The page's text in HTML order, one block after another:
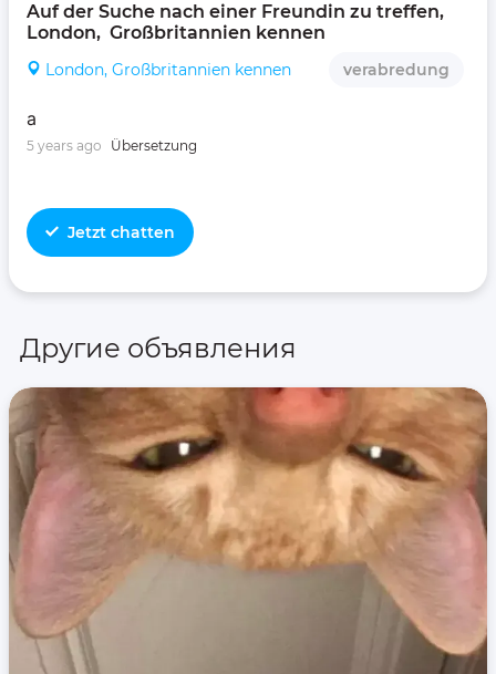
Auf der Suche nach einer Freundin zu treffen,
London,  Großbritannien kennen
London, Großbritannien kennen verabredung
a
5 years ago Übersetzung
Jetzt chatten
Другие объявления